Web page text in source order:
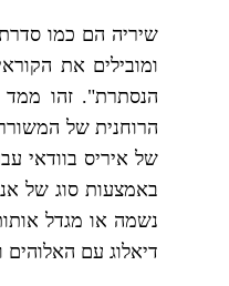
שיריה הם כמו סדרת
ומובילים את
הנסתרת". זהו ממד
הרוחנית של
של איריס בוודאי
באמצעות סוג של
נשמה או מגדל
דיאלוג עם